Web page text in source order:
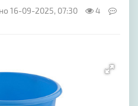
16-09-2025, 07:30
4